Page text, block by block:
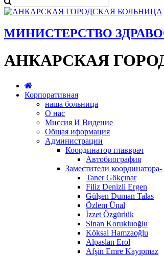
МИНИСТЕРСТВО
АНКАРСКАЯ
Корпоративная
наша больница
О нас
Миссия И Видение
Общая иформация
Администрации
Координатор главврач
Автобиография
Заместители координатора-
Taner Gökçınar
Filiz Denizli Ergen
Gülşen Duman Talas
Özlem Ünal
İzzet Özgürlük
Sinan Korukluoğlu
Köksal Hamzaoğlu
Alpaslan Erol
Afşin Emre Kayıpmaz